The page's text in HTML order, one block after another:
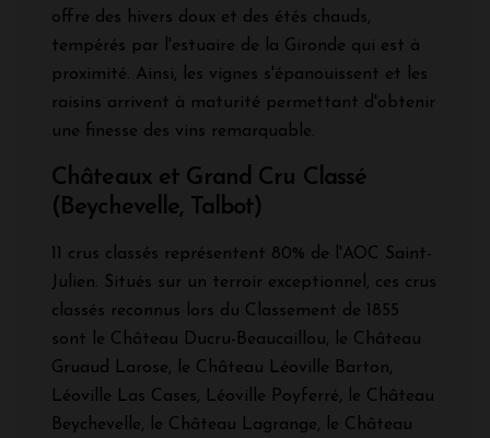
offre des hivers doux et des étés chauds,
tempérés par l'estuaire de la Gironde qui est à
proximité. Ainsi, les vignes s'épanouissent et les
raisins arrivent à maturité permettant d'obtenir
une finesse des vins remarquable.
Châteaux et Grand Cru Classé
(Beychevelle, Talbot)
11 crus classés représentent 80% de l'AOC Saint-
Julien. Situés sur un terroir exceptionnel, ces crus
classés reconnus lors du Classement de 1855
sont le Château Ducru-Beaucaillou, le Château
Gruaud Larose, le Château Léoville Barton,
Léoville Las Cases, Léoville Poyferré, le Château
Beychevelle, le Château Lagrange, le Château